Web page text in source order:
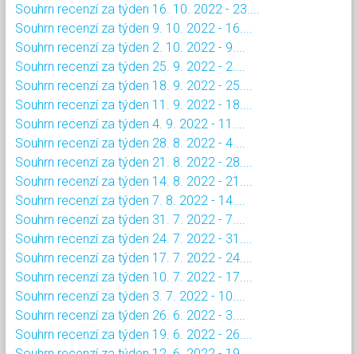
Souhrn recenzí za týden 16. 10. 2022 - 23....
Souhrn recenzí za týden 9. 10. 2022 - 16....
Souhrn recenzí za týden 2. 10. 2022 - 9....
Souhrn recenzí za týden 25. 9. 2022 - 2....
Souhrn recenzí za týden 18. 9. 2022 - 25....
Souhrn recenzí za týden 11. 9. 2022 - 18....
Souhrn recenzí za týden 4. 9. 2022 - 11....
Souhrn recenzí za týden 28. 8. 2022 - 4....
Souhrn recenzí za týden 21. 8. 2022 - 28....
Souhrn recenzí za týden 14. 8. 2022 - 21....
Souhrn recenzí za týden 7. 8. 2022 - 14....
Souhrn recenzí za týden 31. 7. 2022 - 7....
Souhrn recenzí za týden 24. 7. 2022 - 31....
Souhrn recenzí za týden 17. 7. 2022 - 24....
Souhrn recenzí za týden 10. 7. 2022 - 17....
Souhrn recenzí za týden 3. 7. 2022 - 10....
Souhrn recenzí za týden 26. 6. 2022 - 3....
Souhrn recenzí za týden 19. 6. 2022 - 26....